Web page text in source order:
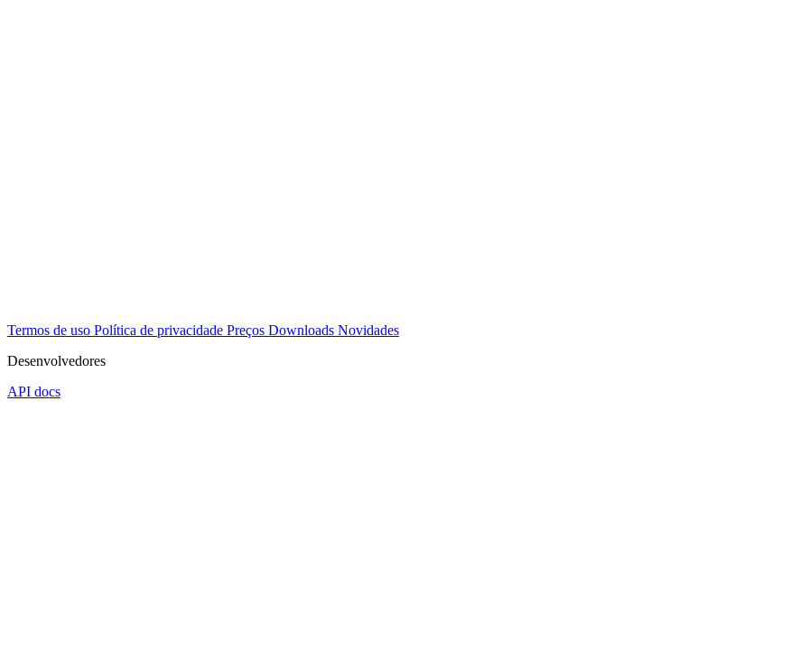
Termos de uso Política de privacidade Preços Downloads Novidades
Desenvolvedores
API docs